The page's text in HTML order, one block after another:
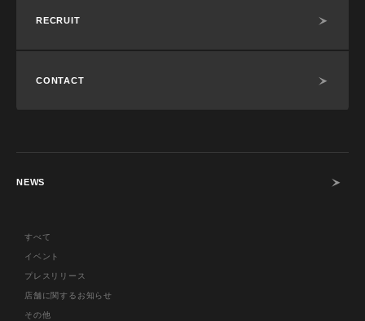
RECRUIT
CONTACT
NEWS
すべて
イベント
プレスリリース
店舗に関するお知らせ
その他